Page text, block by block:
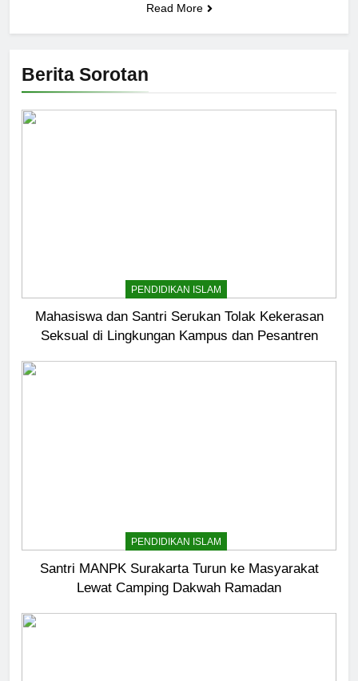
Berita Sorotan
PENDIDIKAN ISLAM
Mahasiswa dan Santri Serukan Tolak Kekerasan
Seksual di Lingkungan Kampus dan Pesantren
PENDIDIKAN ISLAM
Santri MANPK Surakarta Turun ke Masyarakat
Lewat Camping Dakwah Ramadan
Read More